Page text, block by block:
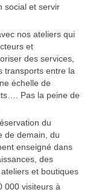
social et servir
nos ateliers qui
et
des services,
transports entre la
échelle de
Pas la peine de
du
de demain, du
enseigné dans
des
et boutiques
000 visiteurs à